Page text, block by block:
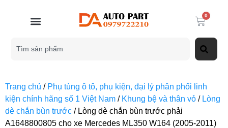
0
Trang chủ / Phụ tùng ô tô, phụ kiện, đại lý phân phối linh
kiện chính hãng số 1 Việt Nam / Khung bệ và thân vỏ / Lòng
dè chắn bùn trước / Lòng dè chắn bùn trước phải
A1648800805 cho xe Mercedes ML350 W164 (2005-2011)